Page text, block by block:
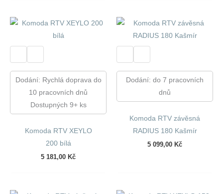
411,00 Kč.
Dodání: Rychlá doprava do
10 pracovních dnů
Dostupných 9+ ks
Komoda RTV XEYLO
200 bílá
5 181,00 Kč
Dodání: do 7 pracovních
dnů
Komoda RTV závěsná
RADIUS 180 Kašmír
5 099,00 Kč